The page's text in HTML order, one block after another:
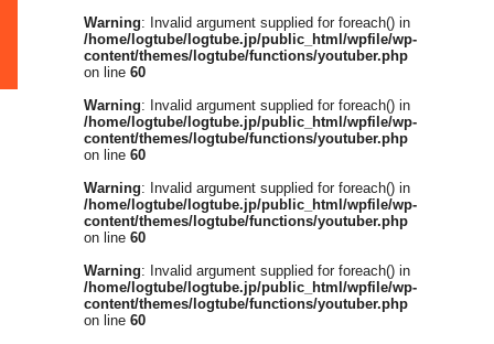
Warning: Invalid argument supplied for foreach() in
/home/logtube/logtube.jp/public_html/wpfile/wp-
content/themes/logtube/functions/youtuber.php
on line 60
Warning: Invalid argument supplied for foreach() in
/home/logtube/logtube.jp/public_html/wpfile/wp-
content/themes/logtube/functions/youtuber.php
on line 60
Warning: Invalid argument supplied for foreach() in
/home/logtube/logtube.jp/public_html/wpfile/wp-
content/themes/logtube/functions/youtuber.php
on line 60
Warning: Invalid argument supplied for foreach() in
/home/logtube/logtube.jp/public_html/wpfile/wp-
content/themes/logtube/functions/youtuber.php
on line 60